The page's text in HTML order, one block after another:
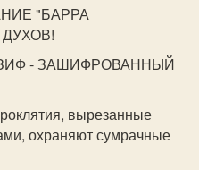
"БАРРА
- ЗАШИФРОВАННЫЙ
вырезанные
охраняют сумрачные